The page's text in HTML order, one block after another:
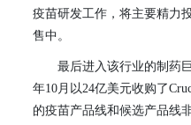
疫苗研发工作，将主要精力
售中。
最后进入该行业的制药
年10月以24亿美元收购了
的疫苗产品线和候选产品线